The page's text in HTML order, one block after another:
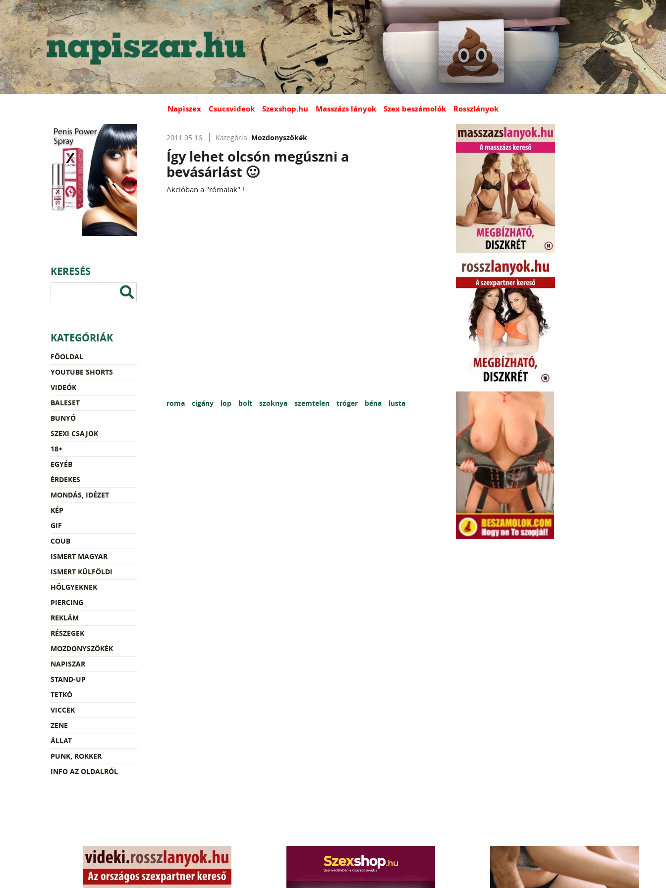
Napiszex Csucsvideok Szexshop.hu Masszázs lányok Szex beszámolók Rosszlányok
KERESÉS
KATEGÓRIÁK
FŐOLDAL
YOUTUBE SHORTS
VIDEÓK
BALESET
BUNYÓ
SZEXI CSAJOK
18+
EGYÉB
ÉRDEKES
MONDÁS, IDÉZET
KÉP
GIF
COUB
ISMERT MAGYAR
ISMERT KÜLFÖLDI
HÖLGYEKNEK
PIERCING
REKLÁM
RÉSZEGEK
MOZDONYSZŐKÉK
NAPISZAR
STAND-UP
TETKÓ
VICCEK
ZENE
ÁLLAT
PUNK, ROKKER
INFO AZ OLDALRÓL
2011.05.16. Kategória: Mozdonyszőkék
Így lehet olcsón megúszni a
bevásárlást 🙂
Akcióban a "rómaiak" !
roma cigány lop bolt szoknya szemtelen tróger béna lusta